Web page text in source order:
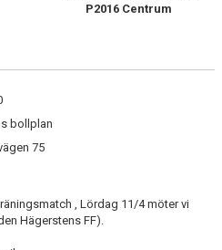
P2016 Centrum
bollplan
75
, Lördag 11/4 möter vi
Hägerstens FF).